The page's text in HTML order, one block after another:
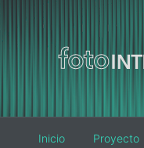
Main
Inicio Proyecto